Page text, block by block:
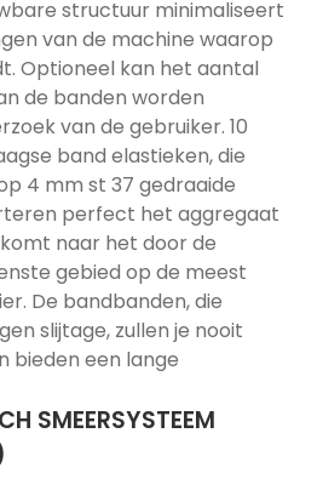
structuur minimaliseert
van de machine waarop
Optioneel kan het aantal
de banden worden
van de gebruiker. 10
band elastieken, die
4 mm st 37 gedraaide
perfect het aggregaat
naar het door de
gebied op de meest
De bandbanden, die
slijtage, zullen je nooit
bieden een lange
SMEERSYSTEEM